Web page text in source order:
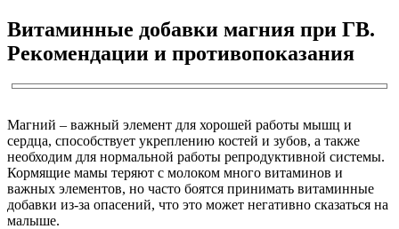
Витаминные добавки магния при ГВ.
Рекомендации и противопоказания
Магний – важный элемент для хорошей работы мышц и
сердца, способствует укреплению костей и зубов, а также
необходим для нормальной работы репродуктивной системы.
Кормящие мамы теряют с молоком много витаминов и
важных элементов, но часто боятся принимать витаминные
добавки из-за опасений, что это может негативно сказаться на
малыше.